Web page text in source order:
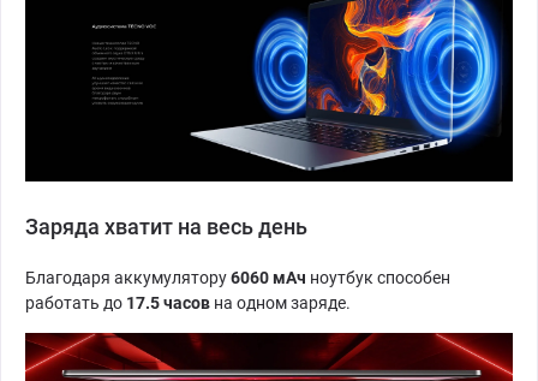
Заряда хватит на весь день
Благодаря аккумулятору6060 мАч ноутбук способен
работать до 17.5 часов на одном заряде.